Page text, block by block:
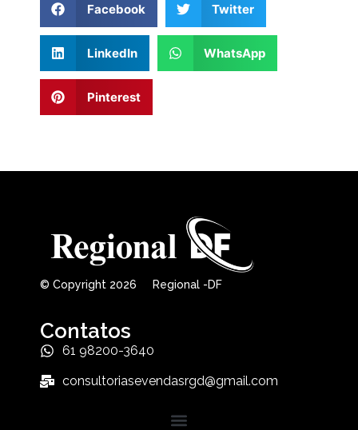
Facebook Twitter
LinkedIn WhatsApp
Pinterest
© Copyright 2026 Regional -DF
Contatos
61 98200-3640
consultoriasevendasrgd@gmail.com